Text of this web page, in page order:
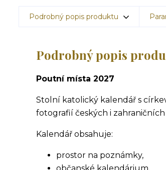
Podrobný popis produktu
Podrobný popis
Poutní místa 2027
Stolní katolický kalendář s
fotografií českých i
Kalendář obsahuje:
prostor na poznámky,